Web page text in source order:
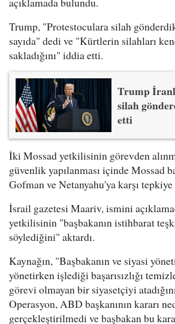
Trump, "Protestoculara silah
sayıda" dedi ve "Kürtlerin silahları
sakladığını" iddia etti.
Trump
silah
etti
İki Mossad yetkilisinin görevden
güvenlik yapılanması içinde Mossad
Gofman ve Netanyahu'ya karşı tepkiye
İsrail gazetesi Maariv, ismini
yetkilisinin "başbakanın istihbarat
söylediğini" aktardı.
Kaynağın, "Başbakanın ve siyasi
yönetirken işlediği başarısızlığı
görevi olmayan bir siyasetçiyi
Operasyon, ABD başkanının kararı
gerçekleştirilmedi ve başbakan bu